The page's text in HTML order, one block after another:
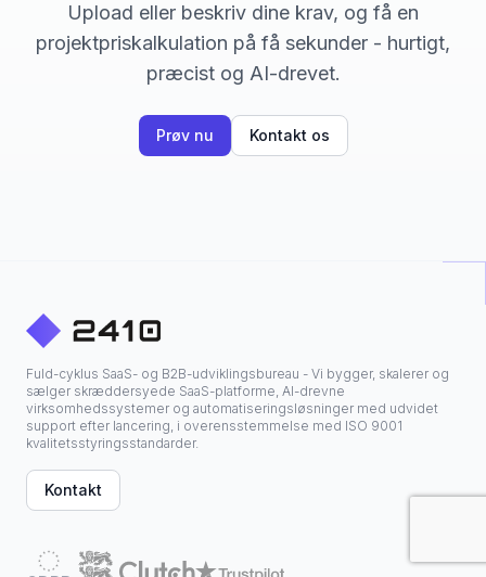
Upload eller beskriv dine krav, og få en
projektpriskalkulation på få sekunder - hurtigt,
præcist og AI-drevet.
Prøv nu Kontakt os
Fuld-cyklus SaaS- og B2B-udviklingsbureau - Vi bygger, skalerer og
sælger skræddersyede SaaS-platforme, AI-drevne
virksomhedssystemer og automatiseringsløsninger med udvidet
support efter lancering, i overensstemmelse med ISO 9001
kvalitetsstyringsstandarder.
Kontakt